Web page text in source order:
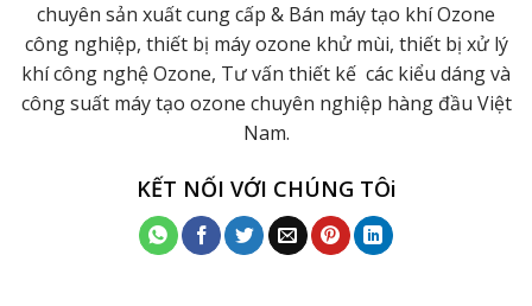
chuyên sản xuất cung cấp & Bán máy tạo khí Ozone
công nghiệp, thiết bị máy ozone khử mùi, thiết bị xử lý
khí công nghệ Ozone, Tư vấn thiết kế các kiểu dáng và
công suất máy tạo ozone chuyên nghiệp hàng đầu Việt
Nam.
KẾT NỐI VỚI CHÚNG TÔi